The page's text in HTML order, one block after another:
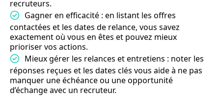
recruteurs.
Gagner en efficacité : en listant les offres
contactées et les dates de relance, vous savez
exactement où vous en êtes et pouvez mieux
prioriser vos actions.
Mieux gérer les relances et entretiens : noter les
réponses reçues et les dates clés vous aide à ne pas
manquer une échéance ou une opportunité
d’échange avec un recruteur.